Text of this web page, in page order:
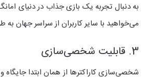
به دنبال تجربه یک بازی جذاب در دنیای
می‌خواهید با سایر کاربران از سراسر جهان به
3. قابلیت شخصی‌سازی
شخصی‌سازی کاراکترها از همان ابتدا